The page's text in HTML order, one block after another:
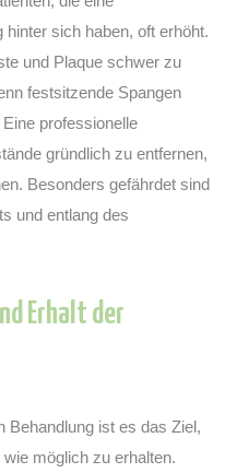
sich haben, oft erhöht.
und Plaque schwer zu
festsitzende Spangen
professionelle
gründlich zu entfernen,
Besonders gefährdet sind
und entlang des
Erhalt der
Behandlung ist es das Ziel,
möglich zu erhalten.